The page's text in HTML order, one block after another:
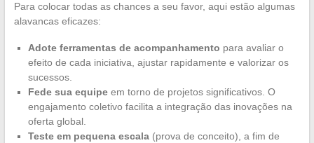
Para colocar todas as chances a seu favor, aqui estão algumas
alavancas eficazes:
Adote ferramentas de acompanhamento para avaliar o
efeito de cada iniciativa, ajustar rapidamente e valorizar os
sucessos.
Fede sua equipeem torno de projetos significativos. O
engajamento coletivo facilita a integração das inovações na
oferta global.
Teste em pequena escala(prova de conceito), a fim de